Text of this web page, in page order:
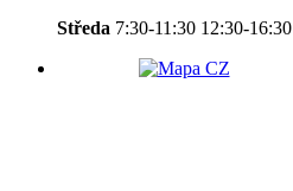
Středa 7:30-11:30 12:30-16:30